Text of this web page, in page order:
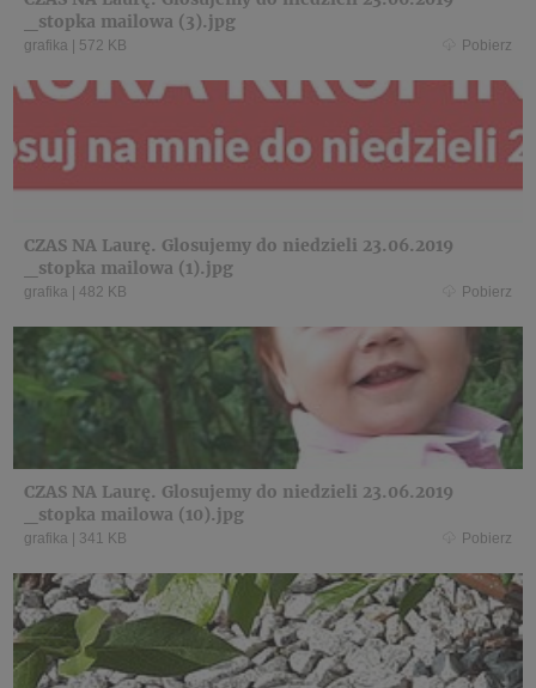
_stopka mailowa (3).jpg
grafika 572 KB Pobierz
CZAS NA Laurę. Glosujemy do niedzieli 23.06.2019
_stopka mailowa (1).jpg
grafika 482 KB Pobierz
CZAS NA Laurę. Glosujemy do niedzieli 23.06.2019
_stopka mailowa (10).jpg
grafika 341 KB Pobierz